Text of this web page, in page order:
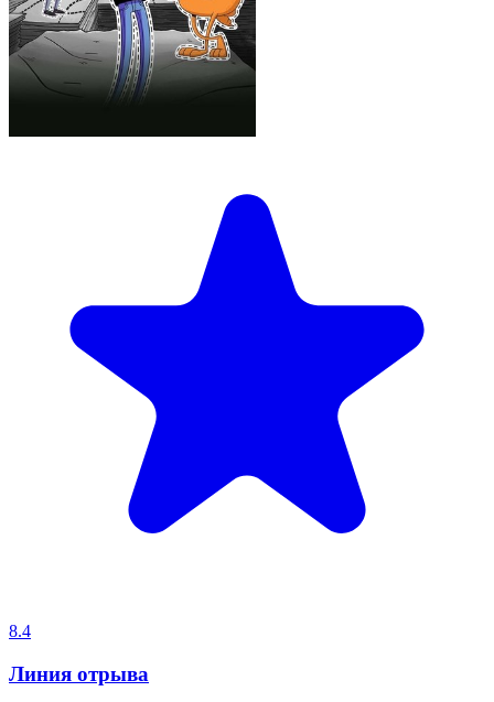
8.4
Линия отрыва